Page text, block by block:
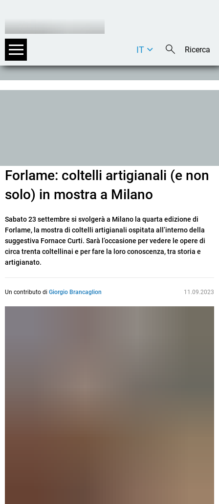
DE
IT
Forlame: coltelli artigianali (e non
solo) in mostra a Milano
Sabato 23 settembre si svolgerà a Milano la quarta edizione di
Forlame, la mostra di coltelli artigianali ospitata all’interno della
suggestiva Fornace Curti. Sarà l’occasione per vedere le opere di
circa trenta coltellinai e per fare la loro conoscenza, tra storia e
artigianato.
Un contributo di Giorgio Brancaglion 11.09.2023